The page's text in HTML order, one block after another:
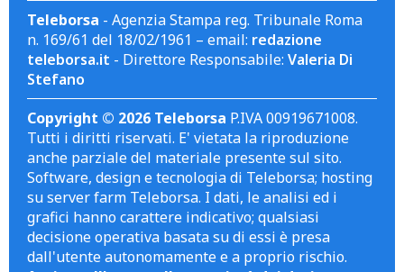
Teleborsa - Agenzia Stampa reg. Tribunale Roma
n. 169/61 del 18/02/1961 – email: redazione
teleborsa.it - Direttore Responsabile: Valeria Di
Stefano
Copyright © 2026 Teleborsa P.IVA 00919671008.
Tutti i diritti riservati. E' vietata la riproduzione
anche parziale del materiale presente sul sito.
Software, design e tecnologia di Teleborsa; hosting
su server farm Teleborsa. I dati, le analisi ed i
grafici hanno carattere indicativo; qualsiasi
decisione operativa basata su di essi è presa
dall'utente autonomamente e a proprio rischio.